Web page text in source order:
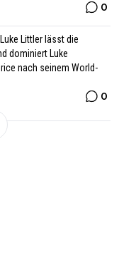
0
Littler lässt die
dominiert Luke
nach seinem World-
0